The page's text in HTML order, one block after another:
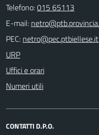
Telefono:015 65113
E-mail:
PEC:
URP
Uffici e orari
Numeri utili
CONTATTI D.P.O.